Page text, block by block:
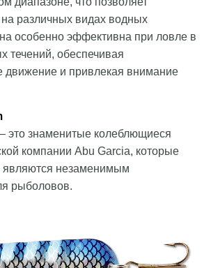
на различных видах водных
особенно эффективна при ловле в
течений, обеспечивая
движение и привлекая внимание
это знаменитые колеблющиеся
компании Abu Garcia, которые
являются незаменимым
рыболовов.